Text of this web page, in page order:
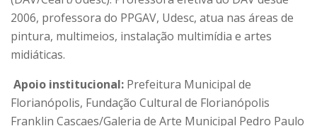
2006, professora do PPGAV, Udesc, atua nas áreas de
pintura, multimeios, instalação multimídia e artes
midiáticas.
Apoio institucional: Prefeitura Municipal de
Florianópolis, Fundação Cultural de Florianópolis
Franklin Cascaes/Galeria de Arte Municipal Pedro Paulo